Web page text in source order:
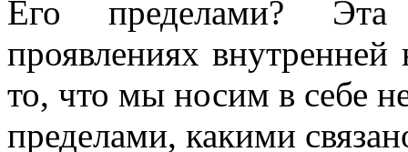
Его пределами? Эта
проявлениях
то, что мы носим в себе
пределами, какими